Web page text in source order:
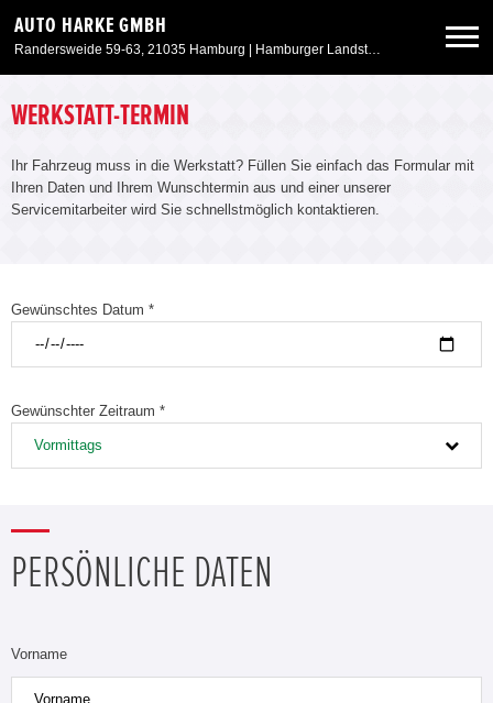
AUTO HARKE GMBH
Randersweide 59-63, 21035 Hamburg | Hamburger Landstr. 50, 21357 Bardowick
Neuwagen
Gebrauchtwagen
Service & Zubehör
Unser Autohaus
WERKSTATT-TERMIN
Ihr Fahrzeug muss in die Werkstatt? Füllen Sie einfach das Formular mit
Ihren Daten und Ihrem Wunschtermin aus und einer unserer
Servicemitarbeiter wird Sie schnellstmöglich kontaktieren.
Gewünschtes Datum *
Gewünschter Zeitraum *
Vormittags
PERSÖNLICHE DATEN
Vorname